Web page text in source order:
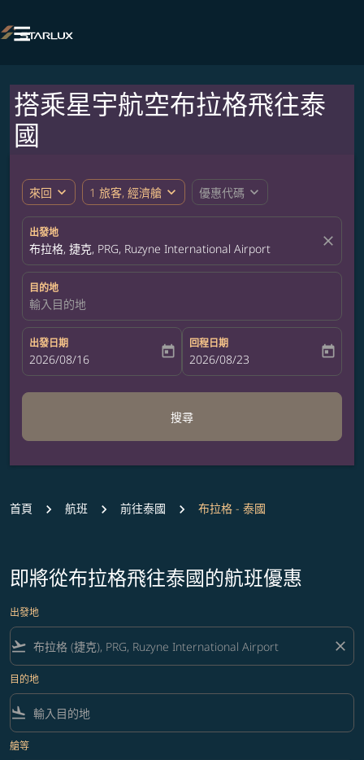

搭乘星宇航空布拉格飛往泰
國
來回 expand_more 1 旅客, 經濟艙 expand_more 優惠代碼 expand_more
出發地
布拉格, 捷克, PRG, Ruzyne International Airport close
目的地
輸入目的地
出發日期
fc-booking-departure-date-aria-label
2026/08/16 today
回程日期
fc-booking-return-date-aria-label
2026/08/23 today
搜尋
首頁 航班 前往泰國 布拉格 - 泰國
即將從布拉格飛往泰國的航班優惠
出發地
flight_takeoff close
目的地
flight_land
艙等